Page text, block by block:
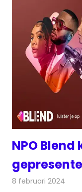
NPO
8 februari 2024